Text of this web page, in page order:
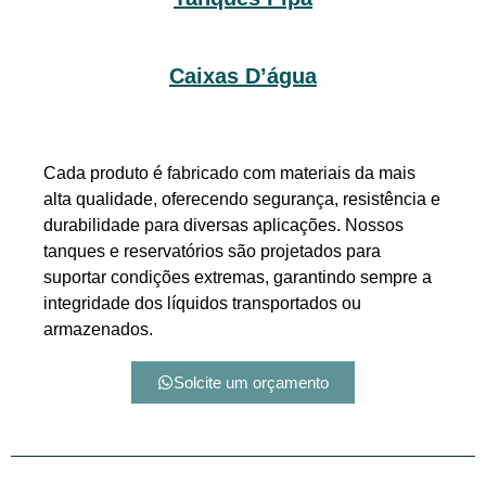
Caixas D’água
Cada produto é fabricado com materiais da mais
alta qualidade, oferecendo segurança, resistência e
durabilidade para diversas aplicações. Nossos
tanques e reservatórios são projetados para
suportar condições extremas, garantindo sempre a
integridade dos líquidos transportados ou
armazenados.
Solcite um orçamento